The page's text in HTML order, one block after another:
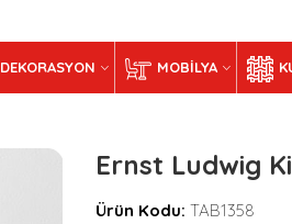
DEKORASYON MOBILYA
Ernst Ludwig
Ürün Kodu: TAB1358